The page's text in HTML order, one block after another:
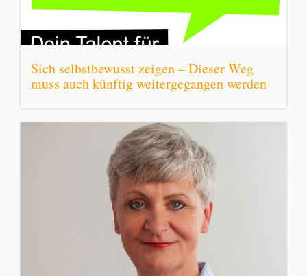
Sich selbstbewusst zeigen – Dieser Weg
muss auch künftig weitergegangen werden